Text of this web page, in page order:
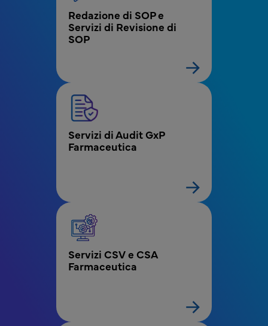
Redazione di SOP e
Servizi di Revisione di
SOP
Servizi di Audit GxP
Farmaceutica
Servizi CSV e CSA
Farmaceutica